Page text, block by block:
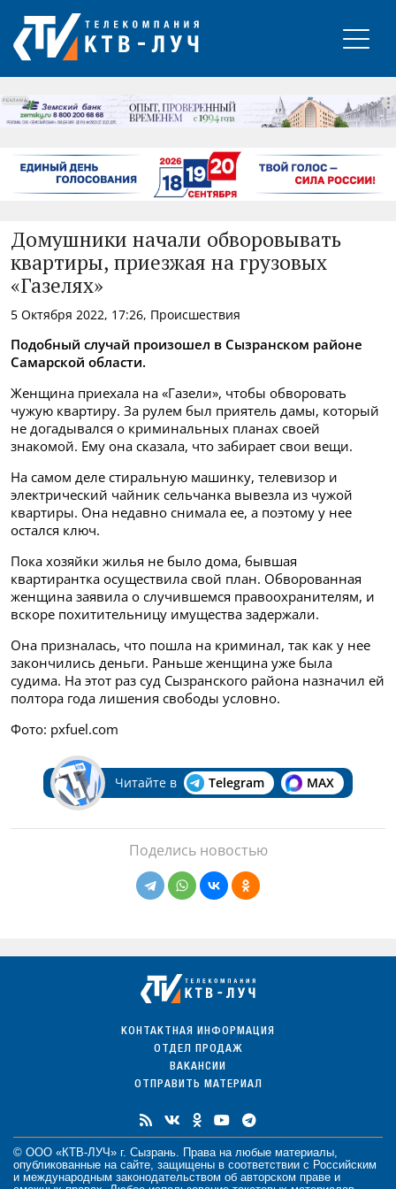
РЕКЛАМА
Домушники начали обворовывать
квартиры, приезжая на грузовых
«Газелях»
5 Октября 2022, 17:26, Происшествия
Подобный случай произошел в Сызранском районе
Самарской области.
Женщина приехала на «Газели», чтобы обворовать
чужую квартиру. За рулем был приятель дамы, который
не догадывался о криминальных планах своей
знакомой. Ему она сказала, что забирает свои вещи.
На самом деле стиральную машинку, телевизор и
электрический чайник сельчанка вывезла из чужой
квартиры. Она недавно снимала ее, а поэтому у нее
остался ключ.
Пока хозяйки жилья не было дома, бывшая
квартирантка осуществила свой план. Обворованная
женщина заявила о случившемся правоохранителям, и
вскоре похитительницу имущества задержали.
Она призналась, что пошла на криминал, так как у нее
закончились деньги. Раньше женщина уже была
судима. На этот раз суд Сызранского района назначил ей
полтора года лишения свободы условно.
Фото: pxfuel.com
Читайте в Telegram MAX
Поделись новостью
КОНТАКТНАЯ ИНФОРМАЦИЯ
ОТДЕЛ ПРОДАЖ
ВАКАНСИИ
ОТПРАВИТЬ МАТЕРИАЛ
© ООО «КТВ-ЛУЧ» г. Сызрань. Права на любые материалы
опубликованные на сайте, защищены в соответствии с Российским
и международным законодательством об авторском праве и